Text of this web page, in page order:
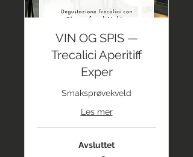
VIN OG SPIS —
Trecalici Aperitiff
Exper
Smaksprøvekveld
Les mer
Avsluttet